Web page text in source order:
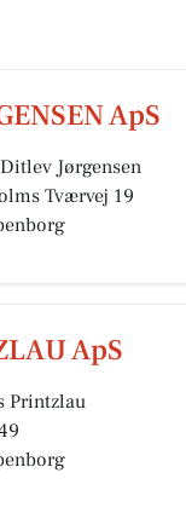
ApS
Jørgensen
Tværvej 19
ApS
Printzlau